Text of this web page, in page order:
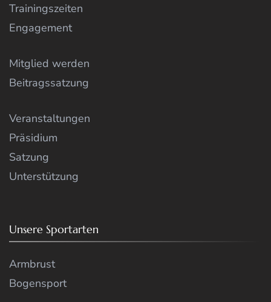
Trainingszeiten
Engagement
Mitglied werden
Beitragssatzung
Veranstaltungen
Präsidium
Satzung
Unterstützung
Unsere Sportarten
Armbrust
Bogensport